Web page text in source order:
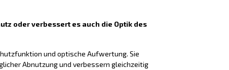
oder verbessert es auch die Optik des
und optische Aufwertung. Sie
Abnutzung und verbessern gleichzeitig